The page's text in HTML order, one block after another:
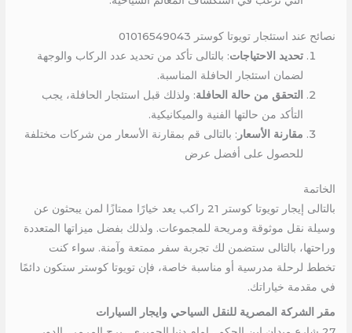
نصائح عند استئجار تويوتا كوستر 01016549043
تحديد الاحتياجات: بالتالى تأكد من تحديد عدد الركاب والوجهة
لضمان استئجار الحافلة المناسبة.
التحقق من حالة الحافلة: ولذلك قبل استئجار الحافلة، يجب
التأكد من حالتها الفنية والميكانيكية.
مقارنة الأسعار : بالتالى قم بمقارنة الأسعار من شركات مختلفة
للحصول على أفضل عرض
الخاتمة
بالتالى إيجار تويوتا كوستر 21 راكب يعد خيارًا ممتازًا لمن يبحثون عن
وسيلة نقل موثوقة ومريحة للمجموعات. ولذلك بفضل ميزاتها المتعددة
وراحتها، بالتالى ستضمن لك تجربة سفر ممتعة وآمنة. سواء كنت
تخطط لرحلة مدرسية أو مناسبة خاصة، فإن تويوتا كوستر ستكون دائمًا
في مقدمة خياراتك.
مقر الشركة المصرية للنقل السياحي وايجار السيارات